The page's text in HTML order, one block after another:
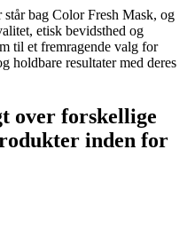
står bag Color Fresh Mask, og
etisk bevidsthed og
til et fremragende valg for
holdbare resultater med deres
over forskellige
inden for